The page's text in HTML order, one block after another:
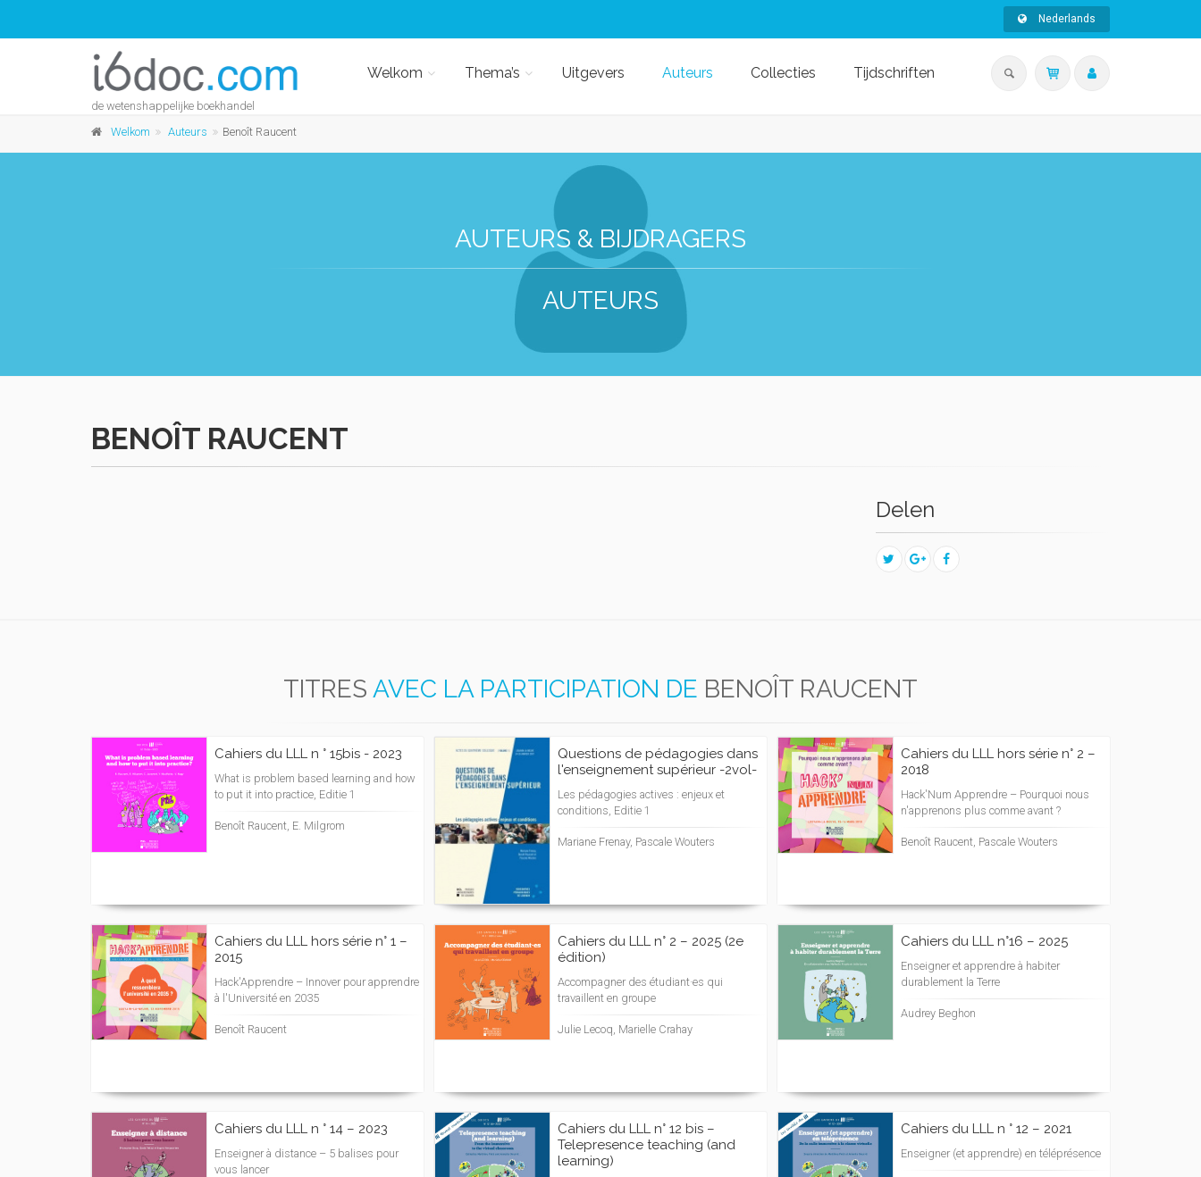
Nederlands
de wetenshappelijke boekhandel
Welkom Thema’s Uitgevers Auteurs Collecties Tijdschriften
Welkom Auteurs Benoît Raucent
AUTEURS & BIJDRAGERS
AUTEURS
BENOÎT RAUCENT
Delen
TITRES AVEC LA PARTICIPATION DE BENOÎT RAUCENT
Cahiers du LLL n ° 15bis - 2023
What is problem based learning and how
to put it into practice, Editie 1
Benoît Raucent, E. Milgrom
Questions de pédagogies dans
l'enseignement supérieur -2vol-
Les pédagogies actives : enjeux et
conditions, Editie 1
Mariane Frenay, Pascale Wouters
Cahiers du LLL hors série n° 2 –
2018
Hack'Num Apprendre – Pourquoi nous
n'apprenons plus comme avant ?
Benoît Raucent, Pascale Wouters
Cahiers du LLL hors série n° 1 –
2015
Hack'Apprendre – Innover pour apprendre
à l'Université en 2035
Benoît Raucent
Cahiers du LLL n° 2 – 2025 (2e
édition)
Accompagner des étudiant·es qui
travaillent en groupe
Julie Lecoq, Marielle Crahay
Cahiers du LLL n°16 – 2025
Enseigner et apprendre à habiter
durablement la Terre
Audrey Beghon
Cahiers du LLL n ° 14 – 2023
Enseigner à distance – 5 balises pour
vous lancer
Cahiers du LLL n° 12 bis –
Telepresence teaching (and
learning)
Cahiers du LLL n ° 12 – 2021
Enseigner (et apprendre) en téléprésence